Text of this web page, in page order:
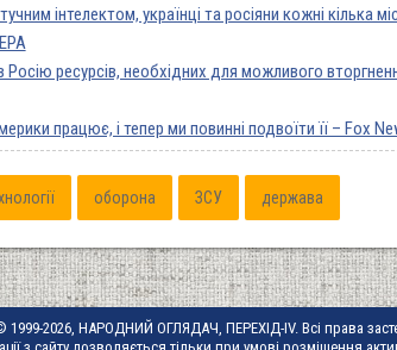
інтелектом, українці та росіяни кожні кілька
Росію ресурсів, необхідних для можливого
працює, і тепер ми повинні подвоїти її – Fox
оборона ЗСУ держава
1999-2026, НАРОДНИЙ ОГЛЯДАЧ, ПЕРЕХІД-IV. Всі права